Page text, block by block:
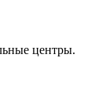
центры.